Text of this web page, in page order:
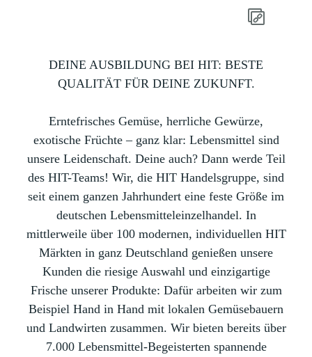
DEINE AUSBILDUNG BEI HIT: BESTE
QUALITÄT FÜR DEINE ZUKUNFT.
Erntefrisches Gemüse, herrliche Gewürze,
exotische Früchte – ganz klar: Lebensmittel sind
unsere Leidenschaft. Deine auch? Dann werde Teil
des HIT-Teams! Wir, die HIT Handelsgruppe, sind
seit einem ganzen Jahrhundert eine feste Größe im
deutschen Lebensmitteleinzelhandel. In
mittlerweile über 100 modernen, individuellen HIT
Märkten in ganz Deutschland genießen unsere
Kunden die riesige Auswahl und einzigartige
Frische unserer Produkte: Dafür arbeiten wir zum
Beispiel Hand in Hand mit lokalen Gemüsebauern
und Landwirten zusammen. Wir bieten bereits über
7.000 Lebensmittel-Begeisterten spannende